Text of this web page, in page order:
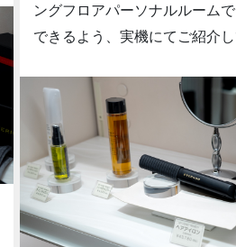
ングフロアパーソナルルーム
できるよう、実機にてご紹介し